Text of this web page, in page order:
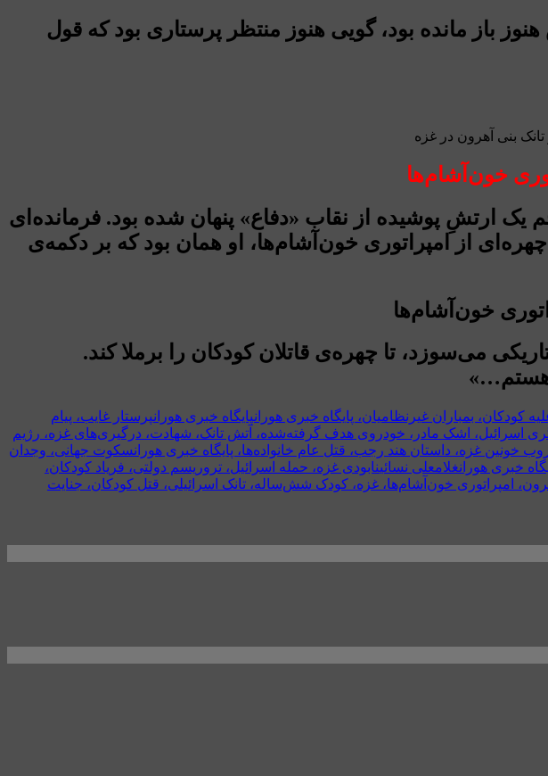
باز مانده بود، گویی هنوز منتظر پرستاری بود که قول
خون‌آشام‌ها
یک ارتشِ پوشیده از نقاب «دفاع» پنهان شده بود. فرمانده‌ای
مردی به نام «بنی هارون» چهره‌ای از امپراتوری خون‌آشام‌ها، او همان بود که بر دکمه‌ی
می‌سوزد، تا چهره‌ی قاتلان کودکان را برملا کند.
هستم…»
پایگاه خبری هورانپرستار غایب، پیام
اسرائیل، اشک مادر، خودروی هدف گرفته‌شده، آتش تانک، شهادت، درگیری‌های غزه، رژیم
غزه، داستان هند رجب، قتل عام خانواده‌ها، پایگاه خبری هورانسکوت جهانی، وجدان
خبری هورانغلامعلی نسائینابودی غزه، حمله اسرائیل، تروریسم دولتی، فریاد کودکان،
امپراتوری خون‌آشام‌ها، غزه، کودک شش‌ساله، تانک اسرائیلی، قتل کودکان، جنایت